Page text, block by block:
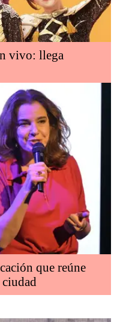
vivo: llega
que reúne